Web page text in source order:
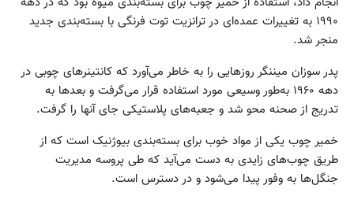
۱۹۹۰ به تغییرات عمده‌ای در ترانزیت توت فرنگی با بسته‌بندی جدید
منجر شد.
پدر سوزان میننگر روزهایی را به خاطر می‌آورد که کانتینرهای چوبی در
دهه ۱۹۶۰ به‌طور وسیعی مورد استفاده قرار می‌گرفت و بعدها به
تدریج از صحنه محو شد و جعبه‌های پلاستیکی جای آنها را گرفت.
خمیر چوب یکی از مواد خوب برای بسته‌بندی بیوژنیک است که از
طریق چوب‌های زایدی به دست می‌آید که طی پروسه مدیریت
جنگل‌ها به وفور پیدا می‌شود و در دسترس است.